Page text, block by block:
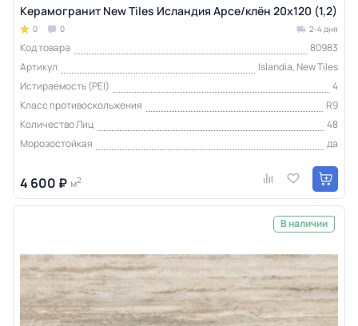
Керамогранит New Tiles Исландия Арсе/клён 20x120 (1,2)
0 0 2-4 дня
Код товара
80983
Артикул
Islandia, New Tiles
Истираемость (PEI)
4
Класс противоскольжения
R9
Количество Лиц
48
Морозостойкая
да
4 600 ₽ м2
В наличии